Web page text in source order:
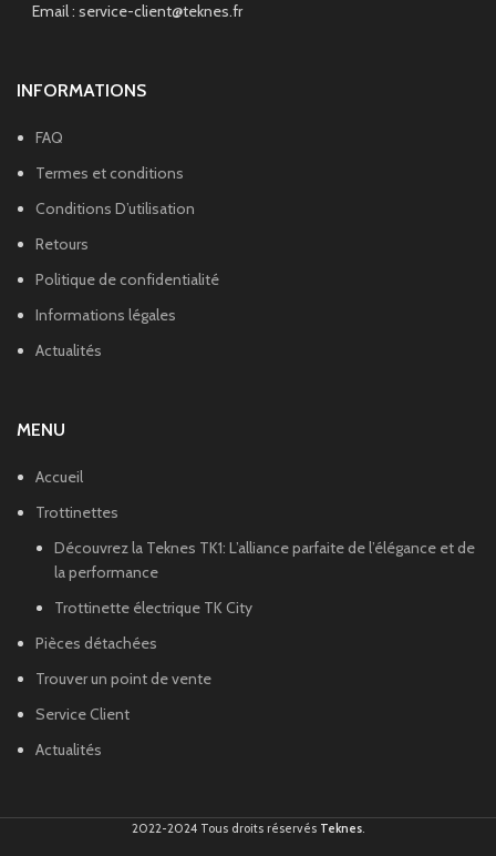
Email : service-client@teknes.fr
INFORMATIONS
FAQ
Termes et conditions
Conditions D’utilisation
Retours
Politique de confidentialité
Informations légales
Actualités
MENU
Accueil
Trottinettes
Découvrez la Teknes TK1: L’alliance parfaite de l’élégance et de
la performance
Trottinette électrique TK City
Pièces détachées
Trouver un point de vente
Service Client
Actualités
2022-2024 Tous droits réservés Teknes.